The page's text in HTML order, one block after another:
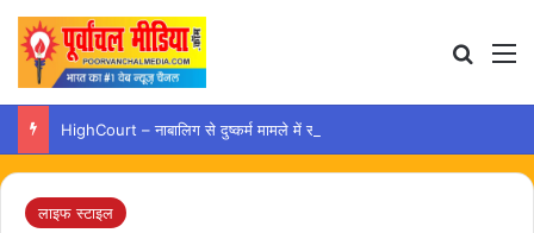
HighCourt – नाबालिग से दुष्कर्म मामले में सौतेले पिता को जमानत नहीं…
लाइफ स्टाइल